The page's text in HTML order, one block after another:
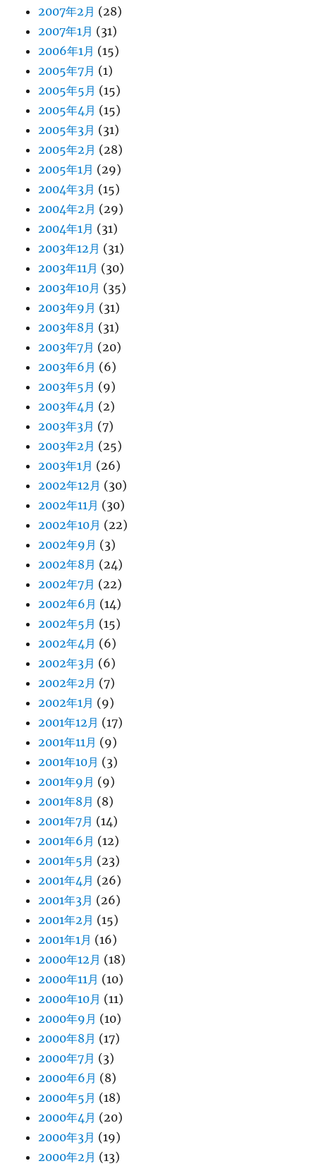
2007年2月 (28)
2007年1月 (31)
2006年1月 (15)
2005年7月 (1)
2005年5月 (15)
2005年4月 (15)
2005年3月 (31)
2005年2月 (28)
2005年1月 (29)
2004年3月 (15)
2004年2月 (29)
2004年1月 (31)
2003年12月 (31)
2003年11月 (30)
2003年10月 (35)
2003年9月 (31)
2003年8月 (31)
2003年7月 (20)
2003年6月 (6)
2003年5月 (9)
2003年4月 (2)
2003年3月 (7)
2003年2月 (25)
2003年1月 (26)
2002年12月 (30)
2002年11月 (30)
2002年10月 (22)
2002年9月 (3)
2002年8月 (24)
2002年7月 (22)
2002年6月 (14)
2002年5月 (15)
2002年4月 (6)
2002年3月 (6)
2002年2月 (7)
2002年1月 (9)
2001年12月 (17)
2001年11月 (9)
2001年10月 (3)
2001年9月 (9)
2001年8月 (8)
2001年7月 (14)
2001年6月 (12)
2001年5月 (23)
2001年4月 (26)
2001年3月 (26)
2001年2月 (15)
2001年1月 (16)
2000年12月 (18)
2000年11月 (10)
2000年10月 (11)
2000年9月 (10)
2000年8月 (17)
2000年7月 (3)
2000年6月 (8)
2000年5月 (18)
2000年4月 (20)
2000年3月 (19)
2000年2月 (13)